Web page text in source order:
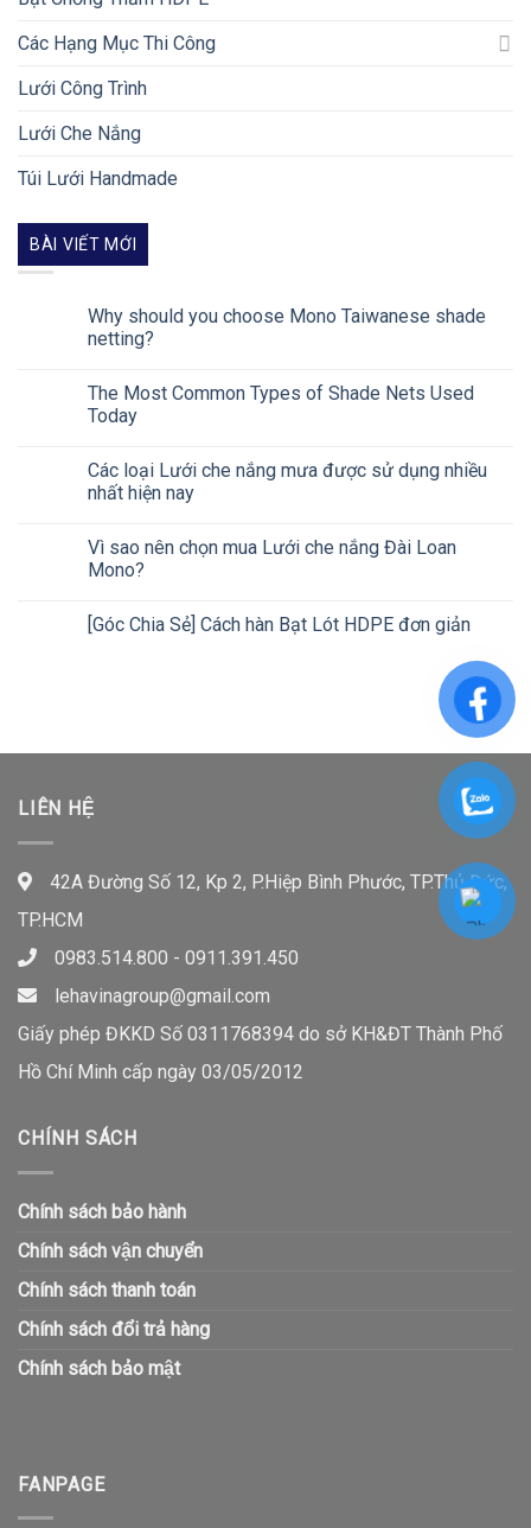
Các Hạng Mục Thi Công
Lưới Công Trình
Lưới Che Nắng
Túi Lưới Handmade
BÀI VIẾT MỚI
Why should you choose Mono Taiwanese shade
netting?
The Most Common Types of Shade Nets Used
Today
Các loại Lưới che nắng mưa được sử dụng nhiều
nhất hiện nay
Vì sao nên chọn mua Lưới che nắng Đài Loan
Mono?
[Góc Chia Sẻ] Cách hàn Bạt Lót HDPE đơn giản
LIÊN HỆ
42A Đường Số 12, Kp 2, P.Hiệp Bình Phước, TP.Thủ Đức,
TP.HCM
0983.514.800 - 0911.391.450
lehavinagroup@gmail.com
Giấy phép ĐKKD Số 0311768394 do sở KH&ĐT Thành Phố
Hồ Chí Minh cấp ngày 03/05/2012
CHÍNH SÁCH
Chính sách bảo hành
Chính sách vận chuyển
Chính sách thanh toán
Chính sách đổi trả hàng
Chính sách bảo mật
FANPAGE